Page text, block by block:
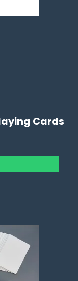
Cards